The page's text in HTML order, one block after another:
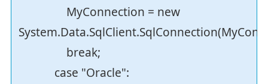
MyConnection = new
break;
case "Oracle":